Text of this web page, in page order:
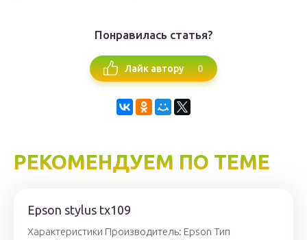
Понравилась статья?
Лайк автору 0
РЕКОМЕНДУЕМ ПО ТЕМЕ
Epson stylus tx109
Характеристики Производитель: Epson Тип